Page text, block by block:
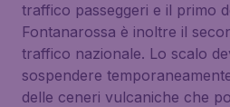
traffico passeggeri e il primo
Fontanarossa è inoltre il
traffico nazionale. Lo scalo
sospendere
delle ceneri vulcaniche che